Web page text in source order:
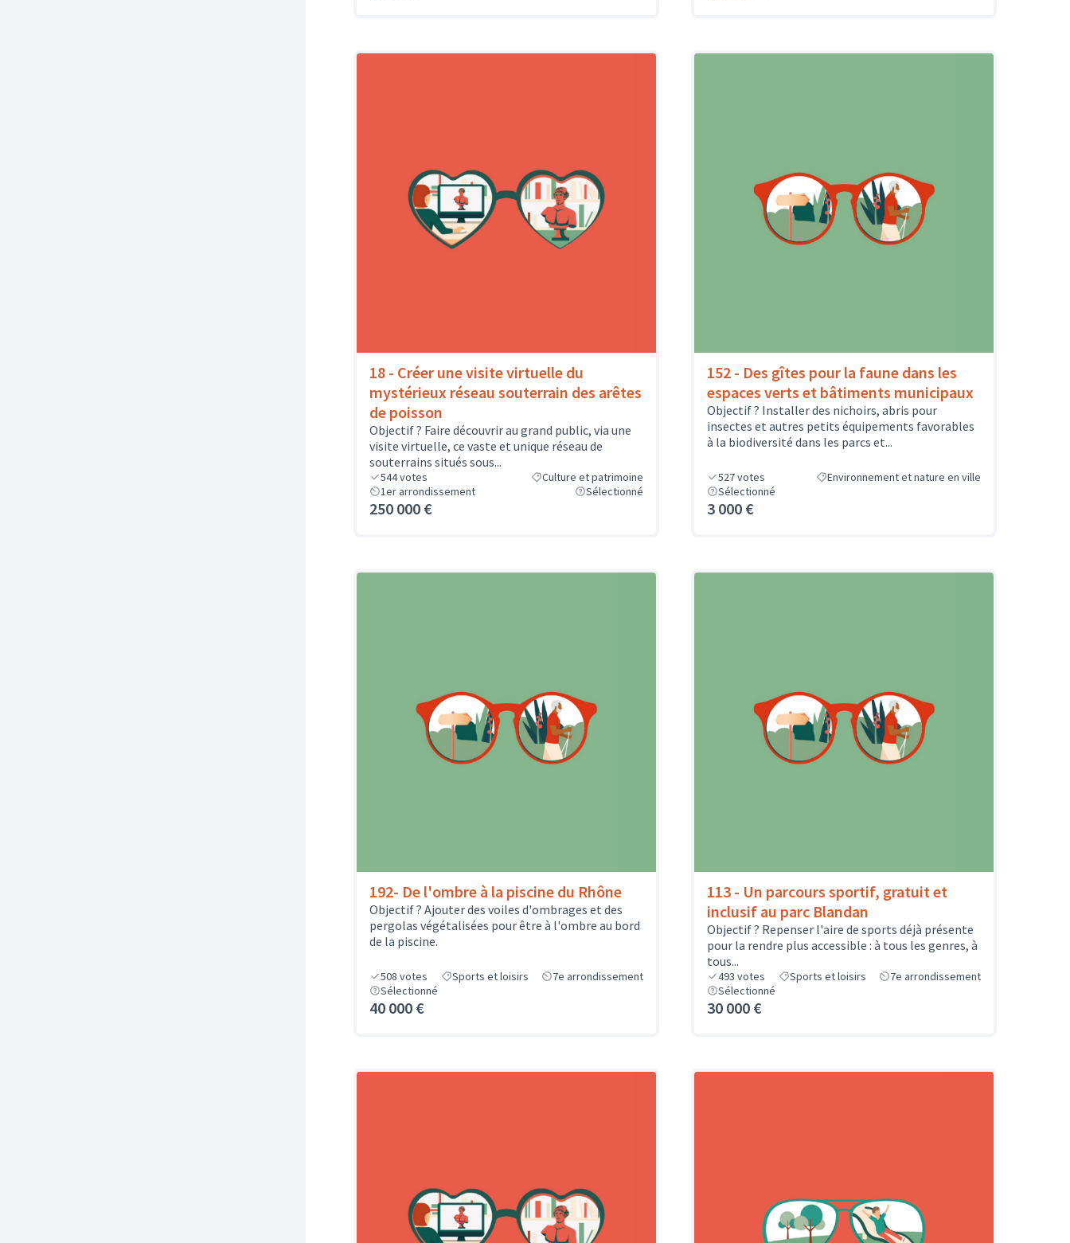
18 - Créer une visite virtuelle du
mystérieux réseau souterrain des arêtes
de poisson
Objectif ? Faire découvrir au grand public, via une
visite virtuelle, ce vaste et unique réseau de
souterrains situés sous...
544votes
Culture et patrimoine
1er arrondissement
Sélectionné
250 000 €
152 - Des gîtes pour la faune dans les
espaces verts et bâtiments municipaux
Objectif ? Installer des nichoirs, abris pour
insectes et autres petits équipements favorables
à la biodiversité dans les parcs et...
527votes
Environnement et nature en ville
Sélectionné
3 000 €
192- De l'ombre à la piscine du Rhône
Objectif ? Ajouter des voiles d'ombrages et des
pergolas végétalisées pour être à l'ombre au bord
de la piscine.
508 votes Sports et loisirs
7e arrondissement
Sélectionné
40 000 €
113 - Un parcours sportif, gratuit et
inclusif au parc Blandan
Objectif ? Repenser l'aire de sports déjà présente
pour la rendre plus accessible : à tous les genres, à
tous...
493 votes Sports et loisirs
7e arrondissement
Sélectionné
30 000 €